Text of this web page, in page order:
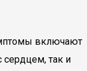
включают
сердцем, так и